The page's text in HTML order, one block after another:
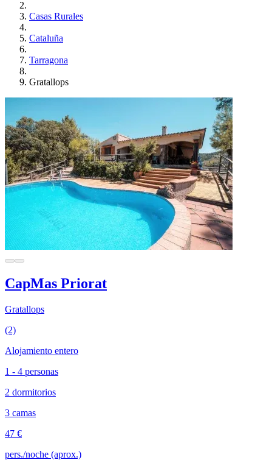
Casas Rurales
Cataluña
Tarragona
Gratallops
CapMas Priorat
Gratallops
(2)
Alojamiento entero
1 - 4 personas
2 dormitorios
3 camas
47 €
pers./noche (aprox.)